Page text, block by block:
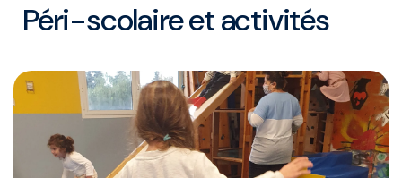
Péri-scolaire et activités